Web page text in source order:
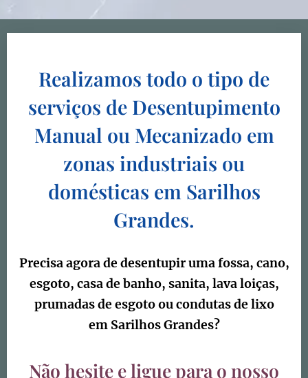
Realizamos todo o tipo de
serviços de Desentupimento
Manual ou Mecanizado em
zonas industriais ou
domésticas em Sarilhos
Grandes.
Precisa agora de desentupir uma fossa, cano,
esgoto, casa de banho, sanita, lava loiças,
prumadas de esgoto ou condutas de lixo
em Sarilhos Grandes?
Não hesite e ligue para o nosso